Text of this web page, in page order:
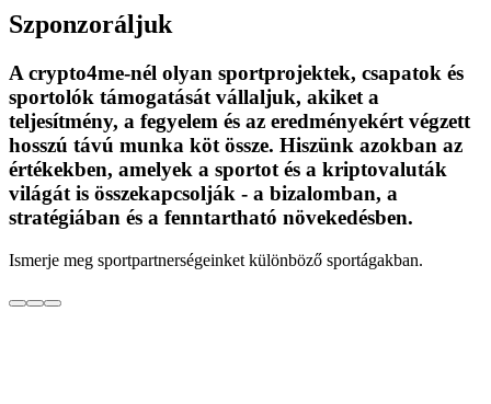
Szponzoráljuk
A crypto4me-nél olyan sportprojektek, csapatok és
sportolók támogatását vállaljuk, akiket a
teljesítmény, a fegyelem és az eredményekért végzett
hosszú távú munka köt össze. Hiszünk azokban az
értékekben, amelyek a sportot és a kriptovaluták
világát is összekapcsolják - a bizalomban, a
stratégiában és a fenntartható növekedésben.
Ismerje meg sportpartnerségeinket különböző sportágakban.